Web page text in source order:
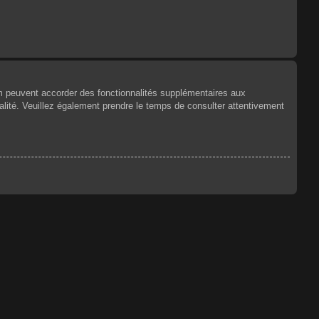
accorder des fonctionnalités supplémentaires aux
Veuillez également prendre le temps de consulter attentivement